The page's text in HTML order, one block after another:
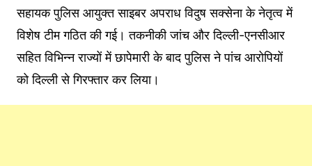
सहायक पुलिस आयुक्त साइबर अपराध विदुष सक्सेना के नेतृत्व में
विशेष टीम गठित की गई। तकनीकी जांच और दिल्ली-एनसीआर
सहित विभिन्न राज्यों में छापेमारी के बाद पुलिस ने पांच आरोपियों
को दिल्ली से गिरफ्तार कर लिया।